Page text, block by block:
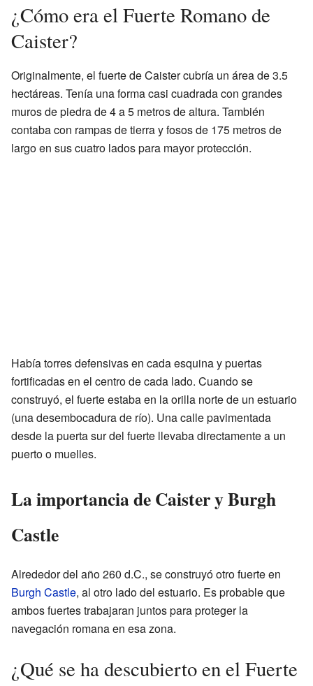
¿Cómo era el Fuerte Romano de
Caister?
Originalmente, el fuerte de Caister cubría un área de 3.5
hectáreas. Tenía una forma casi cuadrada con grandes
muros de piedra de 4 a 5 metros de altura. También
contaba con rampas de tierra y fosos de 175 metros de
largo en sus cuatro lados para mayor protección.
Había torres defensivas en cada esquina y puertas
fortificadas en el centro de cada lado. Cuando se
construyó, el fuerte estaba en la orilla norte de un estuario
(una desembocadura de río). Una calle pavimentada
desde la puerta sur del fuerte llevaba directamente a un
puerto o muelles.
La importancia de Caister y Burgh
Castle
Alrededor del año 260 d.C., se construyó otro fuerte en
Burgh Castle, al otro lado del estuario. Es probable que
ambos fuertes trabajaran juntos para proteger la
navegación romana en esa zona.
¿Qué se ha descubierto en el Fuerte